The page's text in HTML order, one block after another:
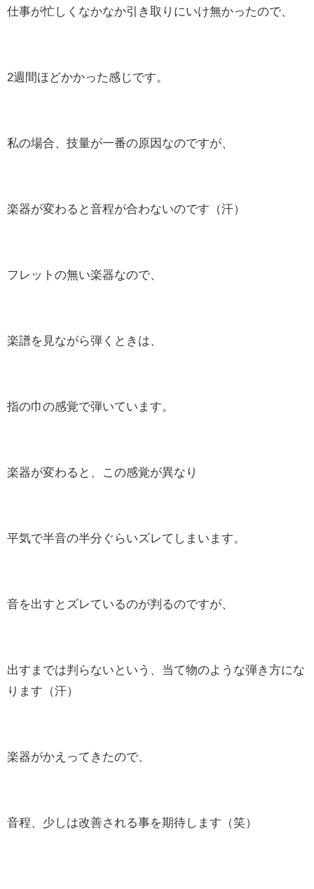
仕事が忙しくなかなか引き取りにいけ無かったので、
2週間ほどかかった感じです。
私の場合、技量が一番の原因なのですが、
楽器が変わると音程が合わないのです（汗）
フレットの無い楽器なので、
楽譜を見ながら弾くときは、
指の巾の感覚で弾いています。
楽器が変わると、この感覚が異なり
平気で半音の半分ぐらいズレてしまいます。
音を出すとズレているのが判るのですが、
出すまでは判らないという、当て物のような弾き方にな
ります（汗）
楽器がかえってきたので、
音程、少しは改善される事を期待します（笑）